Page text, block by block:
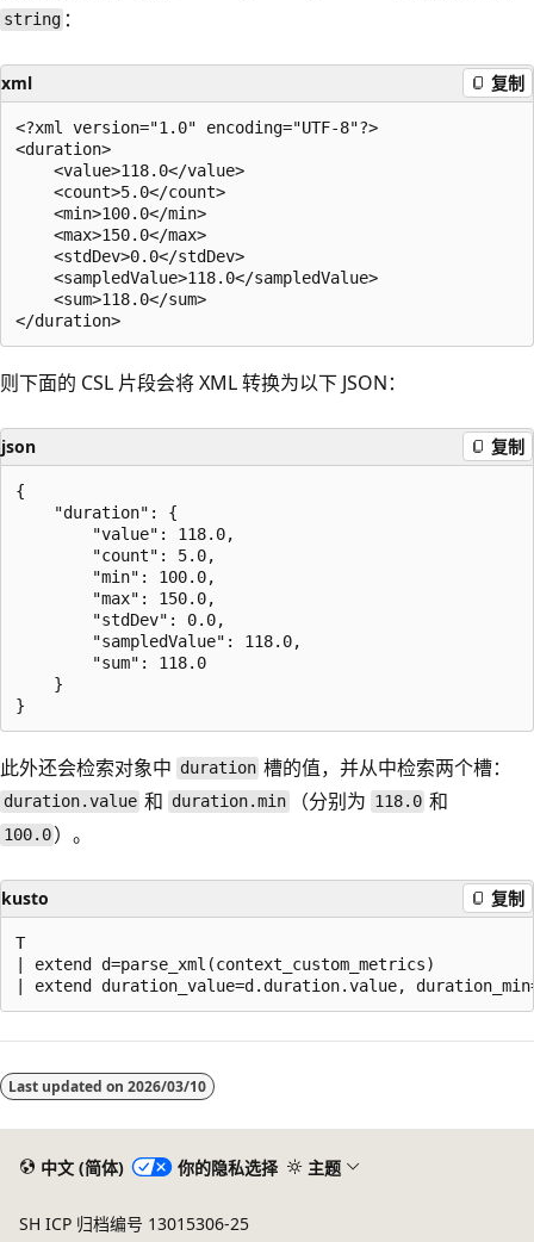
string ：
xml 复制
<?xml version="1.0" encoding="UTF-8"?>
<duration>
    <value>118.0</value>
    <count>5.0</count>
    <min>100.0</min>
    <max>150.0</max>
    <stdDev>0.0</stdDev>
    <sampledValue>118.0</sampledValue>
    <sum>118.0</sum>
则下面的 CSL 片段会将 XML 转换为以下 JSON：
json 复制
{
    "duration": {
        "value": 118.0,
        "count": 5.0,
        "min": 100.0,
        "max": 150.0,
        "stdDev": 0.0,
        "sampledValue": 118.0,
        "sum": 118.0
    }
此外还会检索对象中 duration 槽的值，并从中检索两个槽：
duration.value 和 duration.min （分别为 118.0 和
100.0 ）。
kusto 复制
T
| extend d=parse_xml(context_custom_metrics)
模
式
Last updated on 2026/03/10
中文 (简体) 你的隐私选择 主题
SH ICP 归档编号 13015306-25